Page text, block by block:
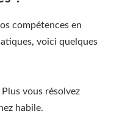
compétences en
voici quelques
Plus vous résolvez
habile.